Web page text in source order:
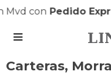
conPedido

Carteras,